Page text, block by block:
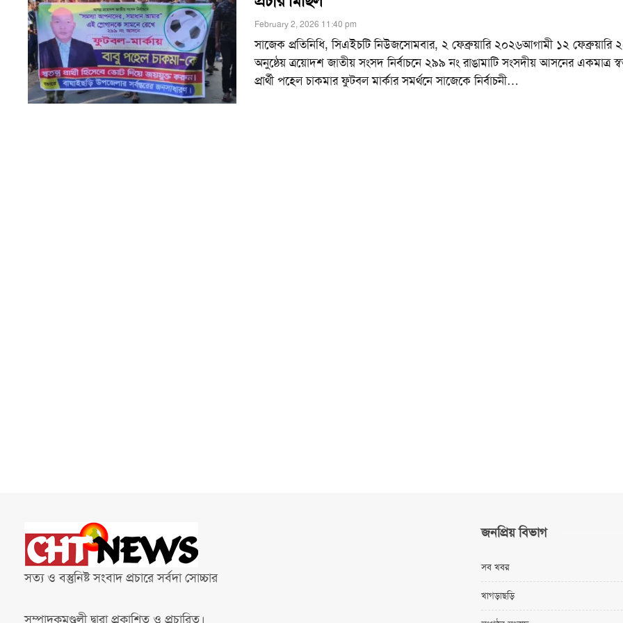
February 2, 2026 11:40 pm
সাজেক প্রতিনিধি, সিএইচটি নিউজসোমবার, ২ ফেব্রুয়ারি ২০২৬আগামী ১২ ফেব্রুয়ারি
অনুষ্ঠেয় ত্রয়োদশ জাতীয় সংসদ নির্বাচনে ২৯৯ নং রাঙামাটি সংসদীয় আসনের একমাত্র
প্রার্থী পহেল চাকমার ফুটবল মার্কার সমর্থনে সাজেকে নির্বাচনী…
সত্য ও বস্তুনিষ্ট সংবাদ প্রচারে সর্বদা সোচ্চার
সম্পাদকমণ্ডলী দ্বারা প্রকাশিত ও প্রচারিত।
জনপ্রিয় বিভাগ
সব খবর
খাগড়াছড়ি